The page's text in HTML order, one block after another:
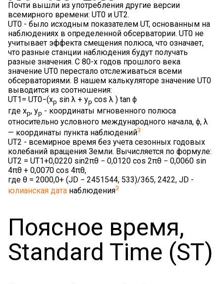
Почти вышли из употребления другие версии
всемирного времени: UT0 и UT2.
UT0 - было исходным показателем UT, основанным на
наблюдениях в определенной обсерватории. UT0 не
учитывает эффекта смещения полюса, что означает,
что разные станции наблюдения будут получать
разные значения. С 80-х годов прошлого века
значение UT0 перестало отслеживаться всеми
обсерваториями. В нашем калькуляторе значение UT0
выводится из соотношения:
UT1= UT0−(xp sin λ + yp cos λ ) tan ϕ
где xp, yp - координаты мгновенного полюса
относительно условного международного начала, ϕ, λ
— координаты пункта наблюдений3
UT2 - всемирное время без учета сезонных годовых
колебаний вращения Земли. Вычисляется по формуле:
UT2 = UT1+0,0220 sin2πθ − 0,0120 cos 2πθ − 0,0060 sin
4πθ + 0,0070 cos 4πθ,
где θ = 2000,0+ (JD − 2451544, 533)/365, 2422, JD -
юлианская дата наблюдения3
Поясное время,
Standard Time (ST)